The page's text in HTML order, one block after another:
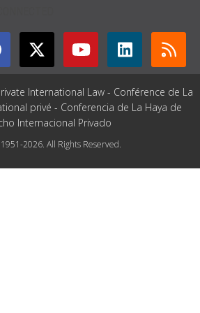
International Law - Conférence de La
privé - Conferencia de La Haya de
Internacional Privado
2026. All Rights Reserved.